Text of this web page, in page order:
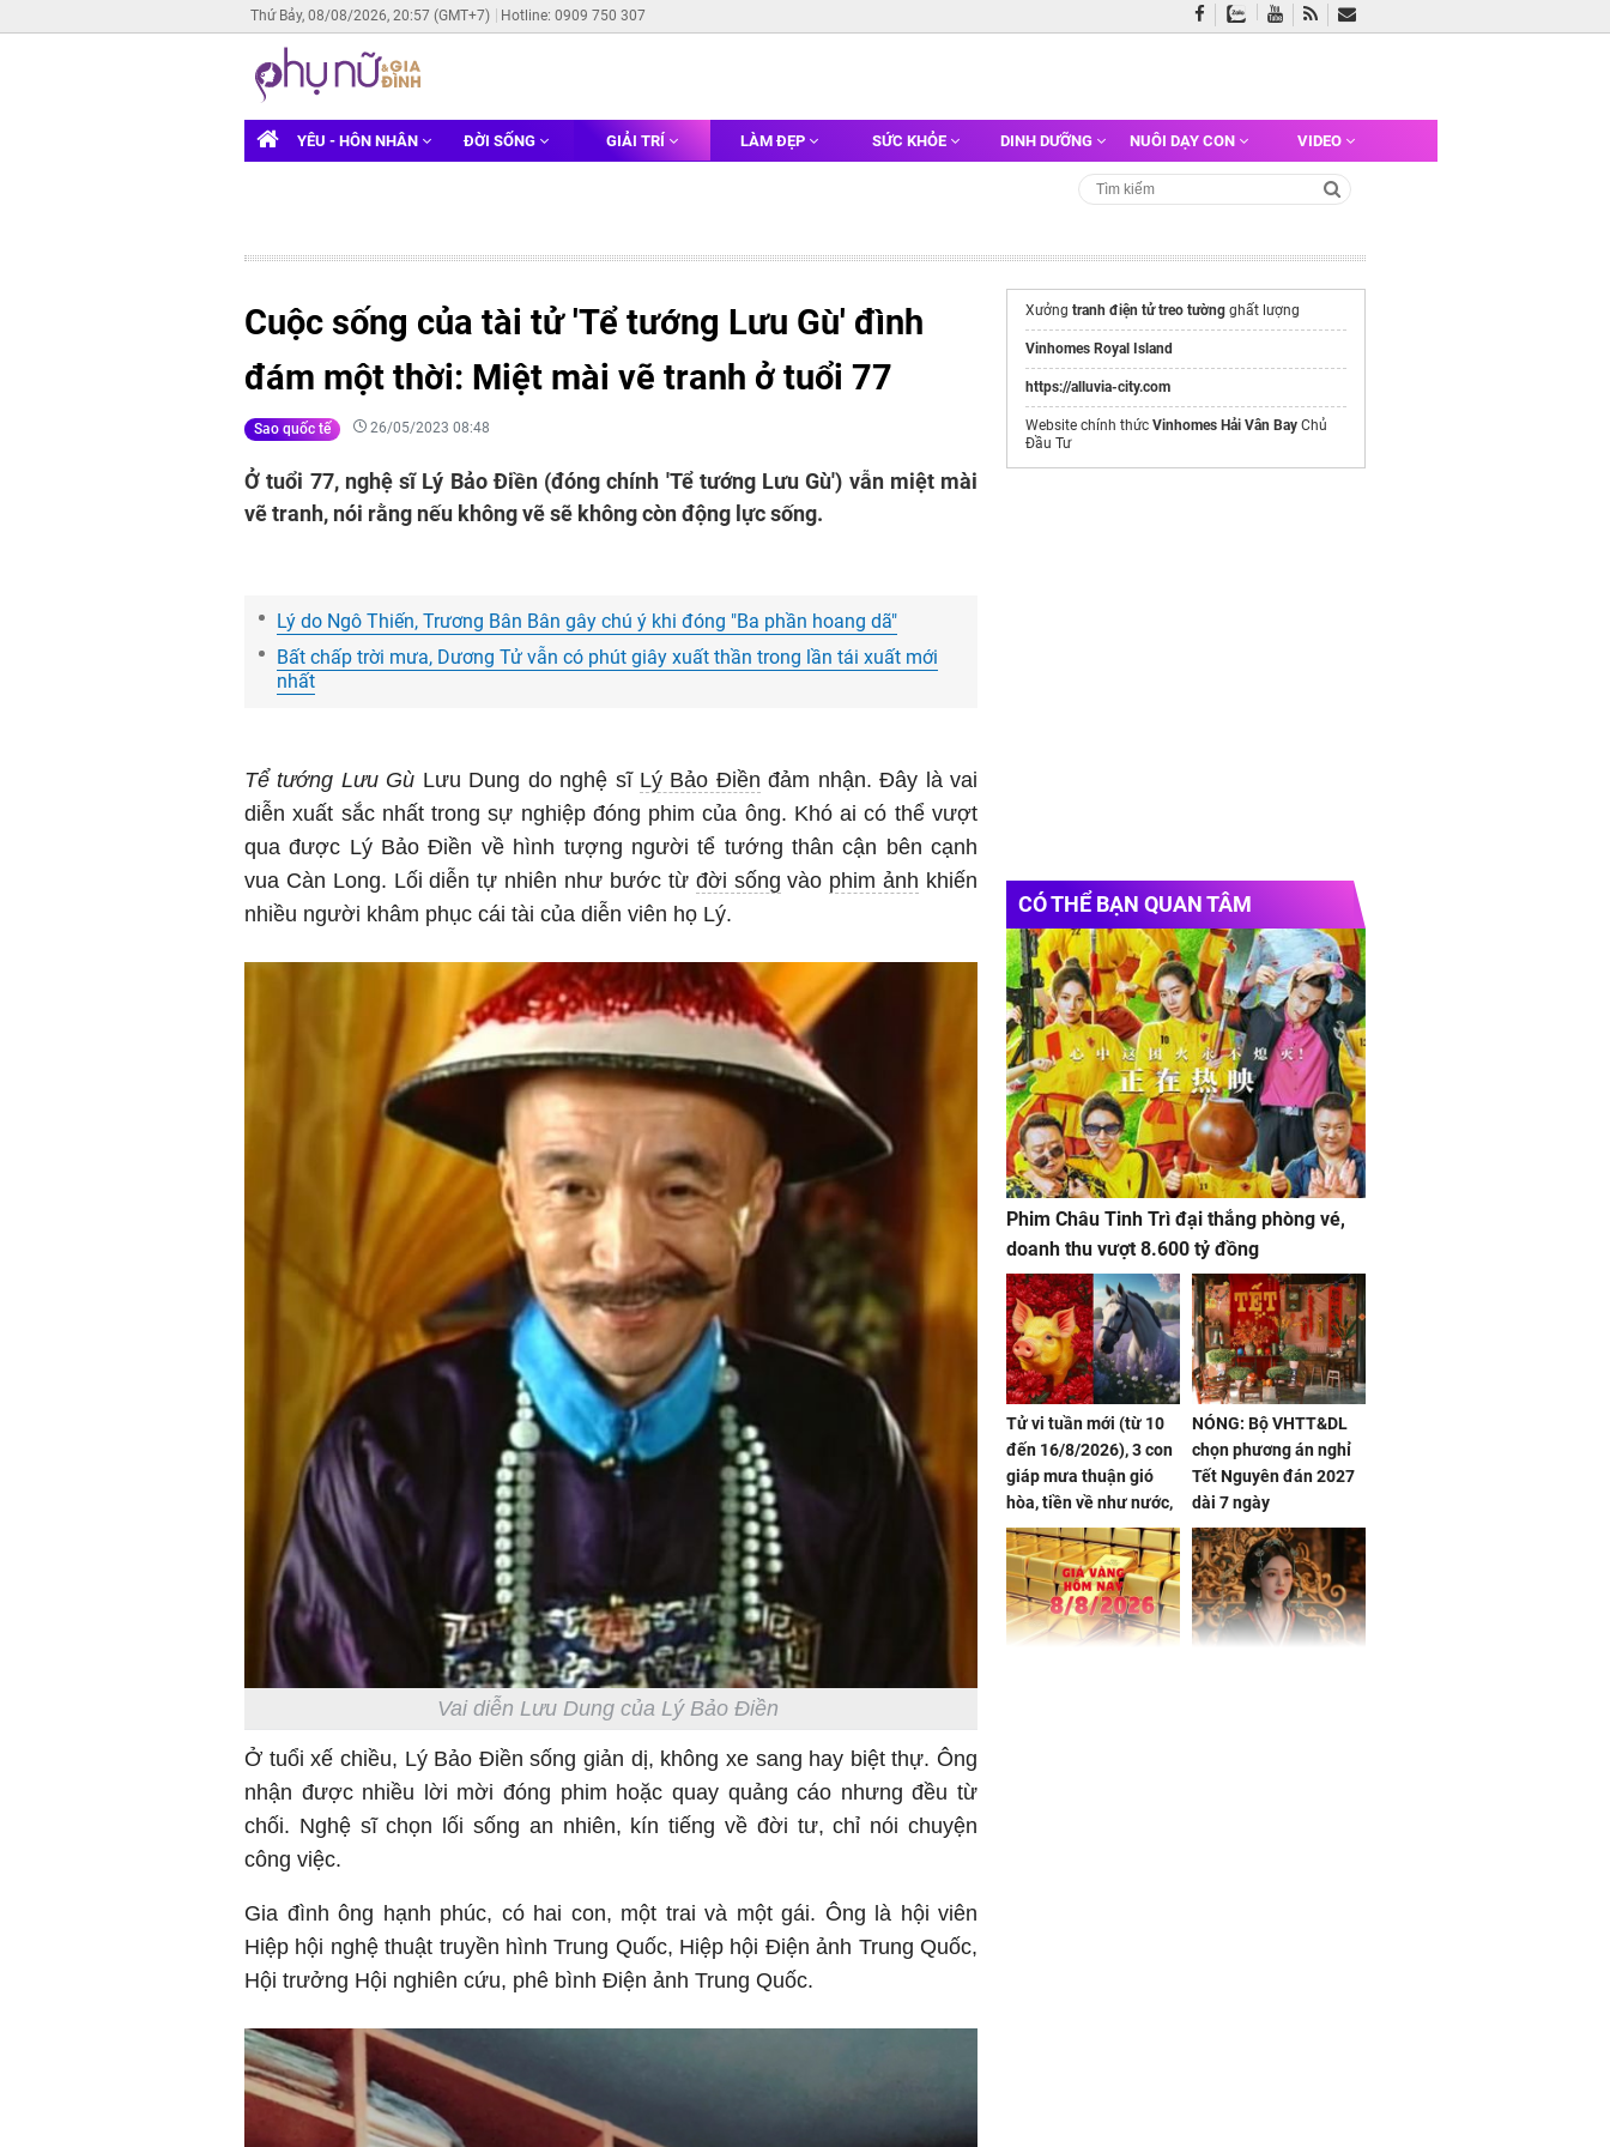
Thứ Bảy, 08/08/2026, 20:57 (GMT+7) Hotline: 0909 750 307
YÊU - HÔN NHÂN ĐỜI SỐNG GIẢI TRÍ LÀM ĐẸP SỨC KHỎE DINH DƯỠNG NUÔI DẠY CON VIDEO
Cuộc sống của tài tử 'Tể tướng Lưu Gù' đình
đám một thời: Miệt mài vẽ tranh ở tuổi 77
Sao quốc tế 26/05/2023 08:48
Ở tuổi 77, nghệ sĩ Lý Bảo Điền (đóng chính 'Tể tướng Lưu Gù') vẫn miệt mài
vẽ tranh, nói rằng nếu không vẽ sẽ không còn động lực sống.
Lý do Ngô Thiến, Trương Bân Bân gây chú ý khi đóng "Ba phần hoang dã"
Bất chấp trời mưa, Dương Tử vẫn có phút giây xuất thần trong lần tái xuất mới
nhất
Tể tướng Lưu Gù Lưu Dung do nghệ sĩ Lý Bảo Điền đảm nhận. Đây là vai
diễn xuất sắc nhất trong sự nghiệp đóng phim của ông. Khó ai có thể vượt
qua được Lý Bảo Điền về hình tượng người tể tướng thân cận bên cạnh
vua Càn Long. Lối diễn tự nhiên như bước từ đời sống vào phim ảnh khiến
nhiều người khâm phục cái tài của diễn viên họ Lý.
Vai diễn Lưu Dung của Lý Bảo Điền
Ở tuổi xế chiều, Lý Bảo Điền sống giản dị, không xe sang hay biệt thự. Ông
nhận được nhiều lời mời đóng phim hoặc quay quảng cáo nhưng đều từ
chối. Nghệ sĩ chọn lối sống an nhiên, kín tiếng về đời tư, chỉ nói chuyện
công việc.
Gia đình ông hạnh phúc, có hai con, một trai và một gái. Ông là hội viên
Hiệp hội nghệ thuật truyền hình Trung Quốc, Hiệp hội Điện ảnh Trung Quốc,
Hội trưởng Hội nghiên cứu, phê bình Điện ảnh Trung Quốc.
Xưởng tranh điện tử treo tường ghất lượng
Vinhomes Royal Island
https://alluvia-city.com
Website chính thức Vinhomes Hải Vân Bay Chủ
Đầu Tư
CÓ THỂ BẠN QUAN TÂM
Phim Châu Tinh Trì đại thắng phòng vé,
doanh thu vượt 8.600 tỷ đồng
Tử vi tuần mới (từ 10
đến 16/8/2026), 3 con
giáp mưa thuận gió
hòa, tiền về như nước,
bạc vàng dư dả, Phú
Quý Vinh Hoa, vận
trình khai sáng
NÓNG: Bộ VHTT&DL
chọn phương án nghỉ
Tết Nguyên đán 2027
dài 7 ngày